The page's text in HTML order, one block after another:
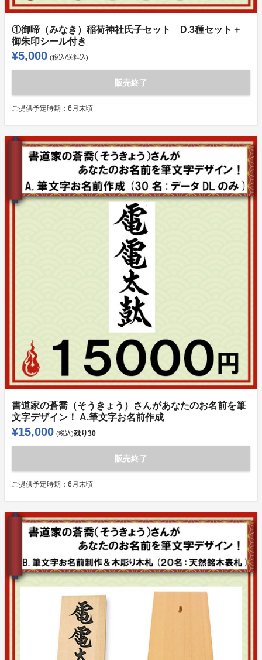
①御啼（みなき）稲荷神社氏子セット D.3種セット＋
御朱印シール付き
¥5,000 (税込/送料込)
販売終了
ご提供予定時期： 6月末頃
書道家の蒼喬（そうきょう）さんがあなたのお名前を筆
文字デザイン！ A.筆文字お名前作成
¥15,000 (税込)残り30
販売終了
ご提供予定時期： 6月末頃